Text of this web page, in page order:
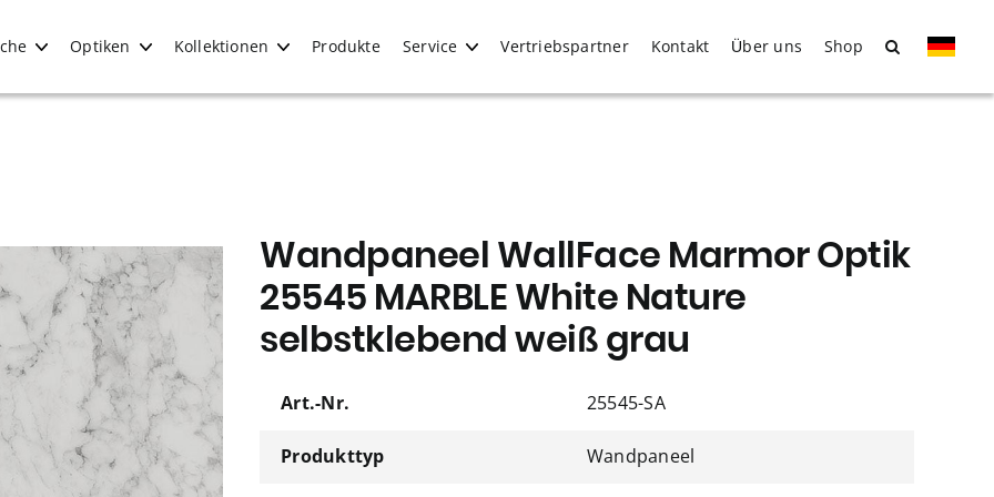
Optiken Kollektionen Produkte Service Vertriebspartner Kontakt Über uns Shop
Wandpaneel WallFace Marmor Optik
25545 MARBLE White Nature
selbstklebend weiß grau
Art.-Nr. 25545-SA
Produkttyp Wandpaneel